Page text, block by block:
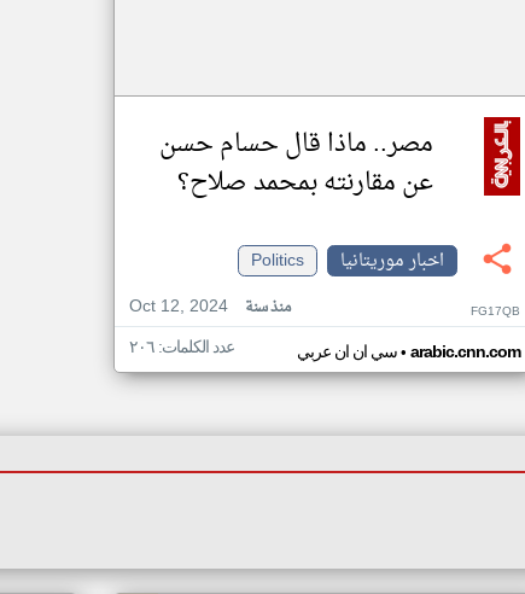
مصر.. ماذا قال حسام حسن
عن مقارنته بمحمد صلاح؟
اخبار موريتانيا
Politics
Oct 12, 2024
منذ سنة FG17QB
سي ان ان عربي• arabic.cnn.com عدد الكلمات: ٢٠٦